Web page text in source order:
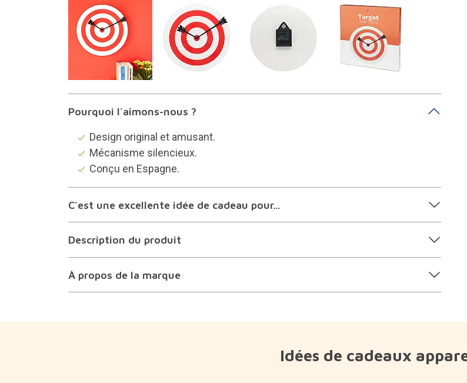
Pourquoi l'aimons-nous ?
Design original et amusant.
Mécanisme silencieux.
Conçu en Espagne.
C'est une excellente idée de cadeau pour...
Description du produit
À propos de la marque
Idées de cadeaux